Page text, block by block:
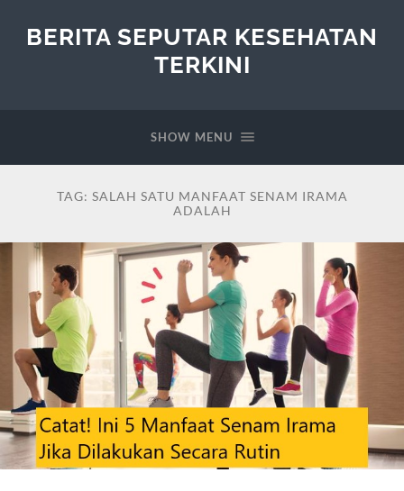
BERITA SEPUTAR KESEHATAN
TERKINI
SHOW MENU
TAG: SALAH SATU MANFAAT SENAM IRAMA
ADALAH